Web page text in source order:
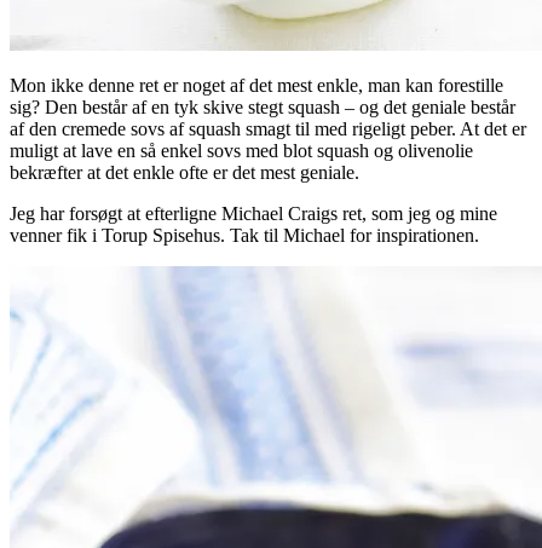
Mon ikke denne ret er noget af det mest enkle, man kan forestille
sig? Den består af en tyk skive stegt squash – og det geniale består
af den cremede sovs af squash smagt til med rigeligt peber. At det er
muligt at lave en så enkel sovs med blot squash og olivenolie
bekræfter at det enkle ofte er det mest geniale.
Jeg har forsøgt at efterligne Michael Craigs ret, som jeg og mine
venner fik i Torup Spisehus. Tak til Michael for inspirationen.